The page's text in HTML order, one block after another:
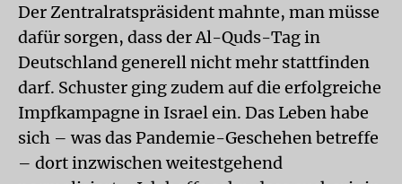
Der Zentralratspräsident mahnte, man müsse
dafür sorgen, dass der Al-Quds-Tag in
Deutschland generell nicht mehr stattfinden
darf. Schuster ging zudem auf die erfolgreiche
Impfkampagne in Israel ein. Das Leben habe
sich – was das Pandemie-Geschehen betreffe
– dort inzwischen weitestgehend